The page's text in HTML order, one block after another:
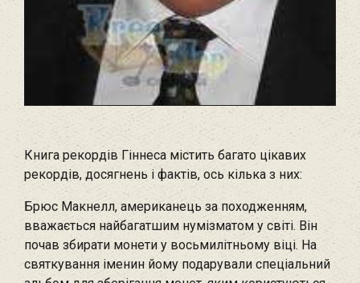
Книга рекордів Гіннеса містить багато цікавих
рекордів, досягнень і фактів, ось кілька з них:
Брюс Макнелл, американець за походженням,
вважається найбагатшим нумізматом у світі. Він
почав збирати монети у восьмилітньому віці. На
святкування іменин йому подарували спеціальний